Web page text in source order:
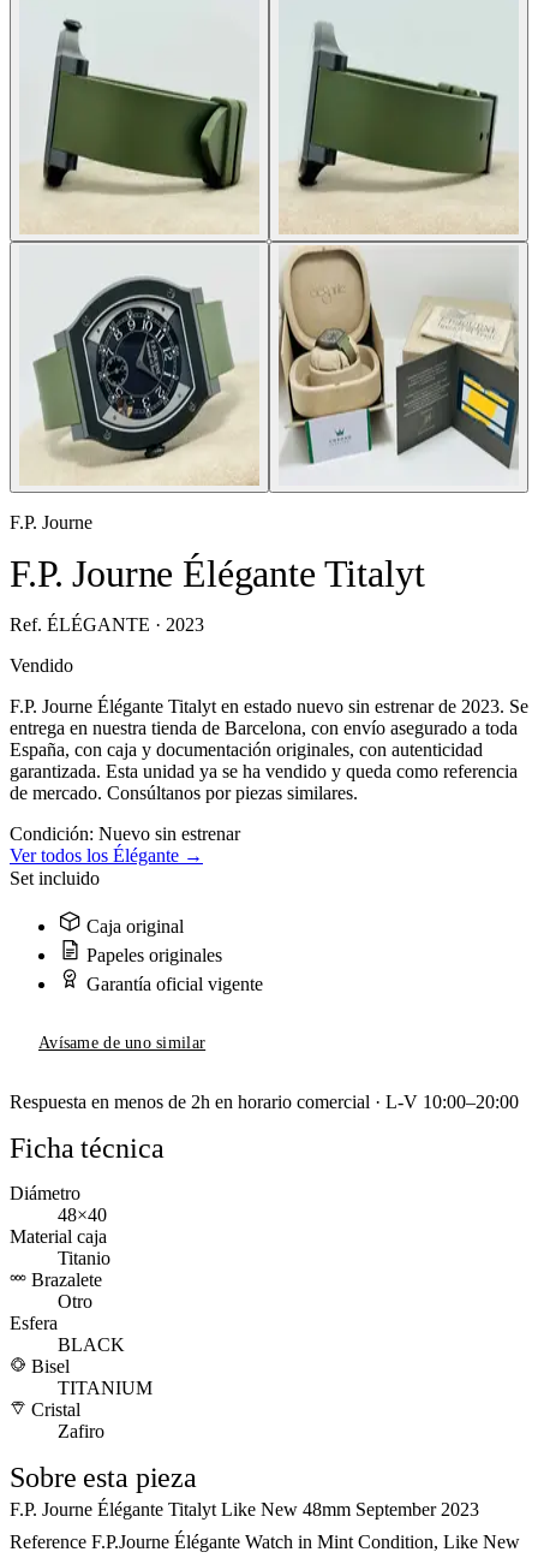
F.P. Journe
F.P. Journe Élégante Titalyt
Ref. ÉLÉGANTE · 2023
Vendido
F.P. Journe Élégante Titalyt en estado nuevo sin estrenar de 2023. Se
entrega en nuestra tienda de Barcelona, con envío asegurado a toda
España, con caja y documentación originales, con autenticidad
garantizada. Esta unidad ya se ha vendido y queda como referencia
de mercado. Consúltanos por piezas similares.
Condición: Nuevo sin estrenar
Ver todos los Élégante →
Set incluido
Caja original
Papeles originales
Garantía oficial vigente
Avísame de uno similar
Respuesta en menos de 2h en horario comercial · L-V 10:00–20:00
Ficha técnica
Diámetro
48×40
Material caja
Titanio
Brazalete
Otro
Esfera
BLACK
Bisel
TITANIUM
Cristal
Zafiro
Sobre esta pieza
F.P. Journe Élégante Titalyt Like New 48mm September 2023
Reference F.P.Journe Élégante Watch in Mint Condition, Like New